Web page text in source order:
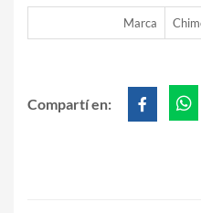
Marca
Compartí en: